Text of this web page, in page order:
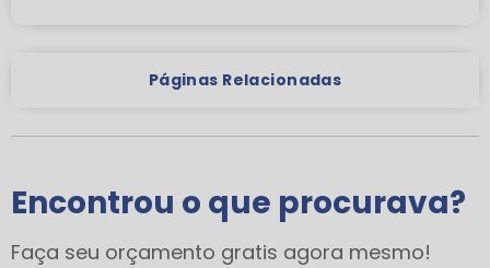
Páginas Relacionadas
Encontrou o que procurava?
Faça seu orçamento gratis agora mesmo!